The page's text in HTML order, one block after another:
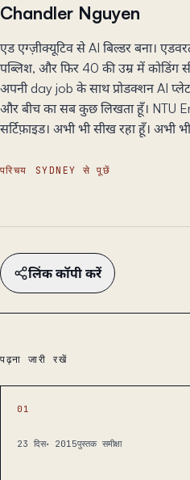
Chandler Nguyen
एड एग्ज़ीक्यूटिव से AI बिल्डर बना।
पब्लिश, और फिर 40 की उम्र में कोडिंग
अपनी day job के साथ प्रोडक्शन AI
और बीच का सब कुछ लिखता हूँ। NTU
सर्टिफ़ाइड। अभी भी सीख रहा हूँ। अभी
परिचय SYDNEY से पूछें
लिंक कॉपी करें
पढ़ना जारी रखें
01
23 दिस॰ 2015पुस्तक समीक्षा